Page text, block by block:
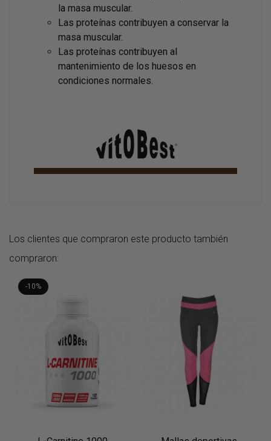
la masa muscular.
Las proteínas contribuyen a conservar la
masa muscular.
Las proteínas contribuyen al
mantenimiento de los huesos en
condiciones normales.
Los clientes que compraron este producto también
compraron:
-10%